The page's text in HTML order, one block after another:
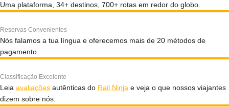
Uma plataforma, 34+ destinos, 700+ rotas em redor do globo.
Reservas Convenientes
Nós falamos a tua língua e oferecemos mais de 20 métodos de
pagamento.
Classificação Excelente
Leia avaliações autênticas do Rail Ninja e veja o que nossos viajantes
dizem sobre nós.